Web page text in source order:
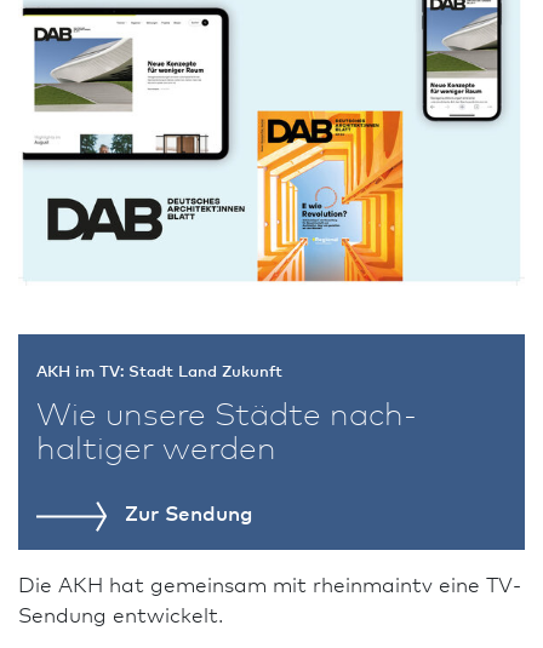
AKH im TV: Stadt Land Zukunft
Wie unsere Städte nach­
haltiger werden
Zur Sendung
Die AKH hat gemeinsam mit rheinmaintv eine TV-
Sendung entwickelt.